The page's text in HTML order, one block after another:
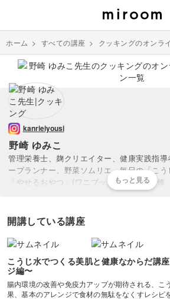
ホーム > すべての講座 > クッキングのオンラ
野崎 ゆみこ
kanrieiyousi
管理栄養士、麹クリエイター、健康実践指
ープランナー、野菜ソムリエ。毎日の「こう
「やせるおやつ」(ワニブックス)レシピ監修
ダイエット協会東京校にて講師を務めた。保
自の栄養指導で効果を上げている。3姉妹の
ルギーやアレルギーやアトピーの経験から「
ている」と再認識。ダイエット指導した生徒
開講している講座
こうじ水でつくる美肌と健康なからだ講
ジ編〜
腸内環境の改善や免疫力アップが期待される、こ
果、基本のアレンジで食材の無駄をなくすレシピ